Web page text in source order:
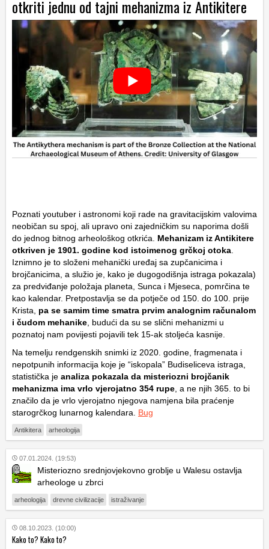
otkriti jednu od tajni mehanizma iz Antikitere
Poznati youtuber i astronomi koji rade na gravitacijskim valovima
neobičan su spoj, ali upravo oni zajedničkim su naporima došli
do jednog bitnog arheološkog otkrića. Mehanizam iz Antikitere
otkriven je 1901. godine kod istoimenog grčkoj otoka.
Iznimno je to složeni mehanički uređaj sa zupčanicima i
brojčanicima, a služio je, kako je dugogodišnja istraga pokazala)
za predviđanje položaja planeta, Sunca i Mjeseca, pomrčina te
kao kalendar. Pretpostavlja se da potječe od 150. do 100. prije
Krista, pa se samim time smatra prvim analognim računalom
i čudom mehanike, budući da su se slični mehanizmi u
poznatoj nam povijesti pojavili tek 15-ak stoljeća kasnije.
Na temelju rendgenskih snimki iz 2020. godine, fragmenata i
nepotpunih informacija koje je “iskopala” Budiseliceva istraga,
statistička je analiza pokazala da misteriozni brojčanik
mehanizma ima vrlo vjerojatno 354 rupe, a ne njih 365. to bi
značilo da je vrlo vjerojatno njegova namjena bila praćenje
starogrčkog lunarnog kalendara. Bug
Antikitera arheologija
07.01.2024. (19:53)
Misteriozno srednjovjekovno groblje u Walesu ostavlja
arheologe u zbrci
arheologija drevne civilizacije istraživanje
08.10.2023. (10:00)
Kako to? Kako to?